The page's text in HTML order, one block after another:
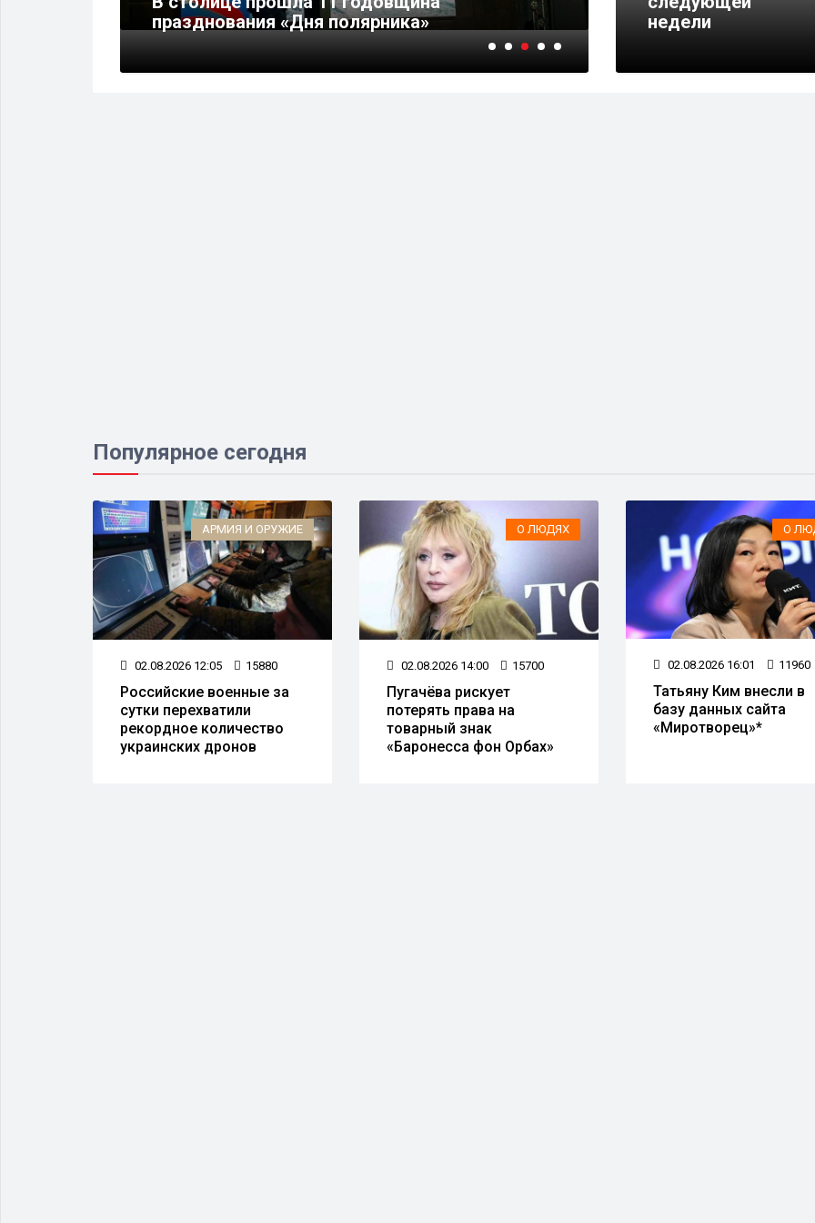
празднования «Дня полярника»
презентовали на
недели
Популярное сегодня
АРМИЯ И ОРУЖИЕ
02.08.2026 12:05 15880
Российские военные за
сутки перехватили
рекордное количество
украинских дронов
О ЛЮДЯХ
02.08.2026 14:00 15700
Пугачёва рискует
потерять права на
товарный знак
«Баронесса фон Орбах»
О
02.08.2026 16:01 11960
Татьяну Ким внесли в
базу данных сайта
«Миротворец»*